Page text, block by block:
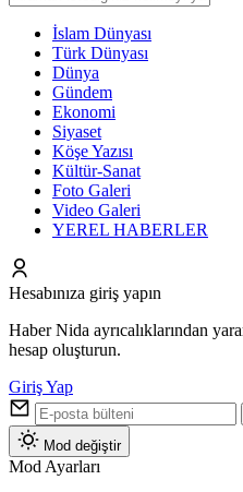
İslam Dünyası
Türk Dünyası
Dünya
Gündem
Ekonomi
Siyaset
Köşe Yazısı
Kültür-Sanat
Foto Galeri
Video Galeri
YEREL HABERLER
Hesabınıza giriş yapın
Haber Nida ayrıcalıklarından
hesap oluşturun.
Giriş Yap
Mod değiştir
Mod Ayarları